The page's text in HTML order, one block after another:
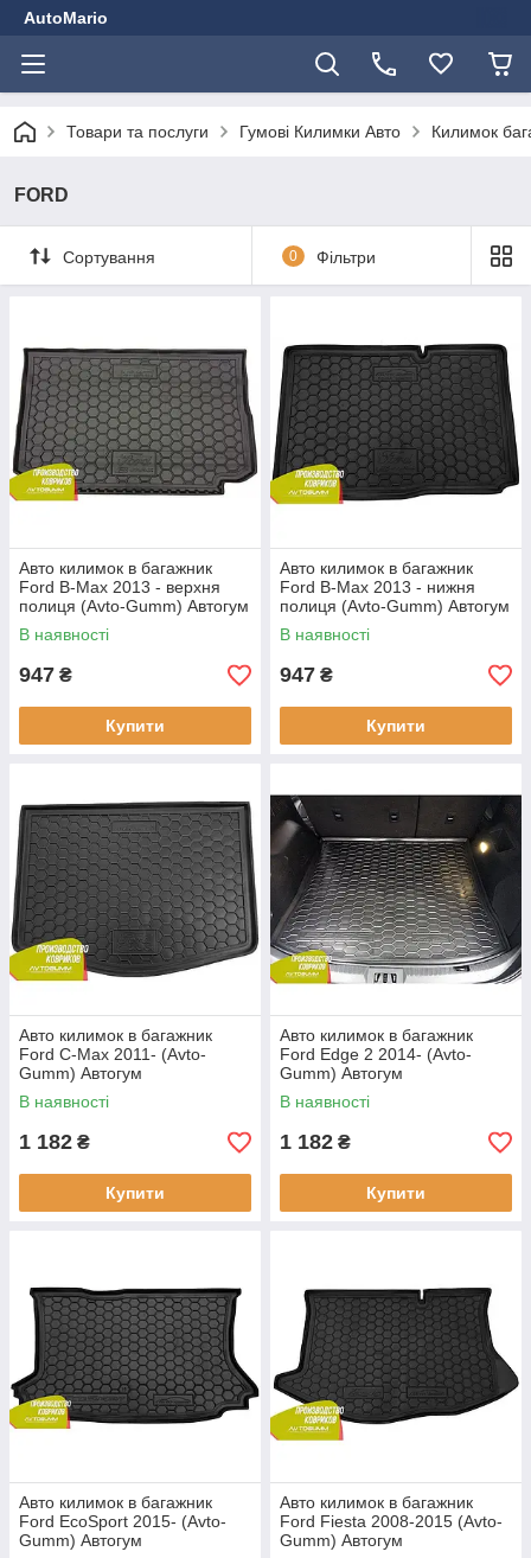
AutoMario
Товари та послуги Гумові Килимки Авто Килимок
FORD
Сортування 0 Фільтри
Авто килимок в багажник
Ford B-Max 2013 - верхня
полиця (Avto-Gumm) Автогум
В наявності
947 ₴
Купити
Авто килимок в багажник
Ford B-Max 2013 - нижня
полиця (Avto-Gumm) Автогум
В наявності
947 ₴
Купити
Авто килимок в багажник
Ford C-Max 2011- (Avto-
Gumm) Автогум
В наявності
1 182 ₴
Купити
Авто килимок в багажник
Ford Edge 2 2014- (Avto-
Gumm) Автогум
В наявності
1 182 ₴
Купити
Авто килимок в багажник
Ford EcoSport 2015- (Avto-
Gumm) Автогум
Авто килимок в багажник
Ford Fiesta 2008-2015 (Avto-
Gumm) Автогум